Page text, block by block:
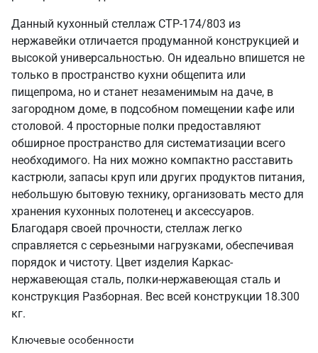
Данный кухонный стеллаж СТР-174/803 из
нержавейки отличается продуманной конструкцией и
высокой универсальностью. Он идеально впишется не
только в пространство кухни общепита или
пищепрома, но и станет незаменимым на даче, в
загородном доме, в подсобном помещении кафе или
столовой. 4 просторные полки предоставляют
обширное пространство для систематизации всего
необходимого. На них можно компактно расставить
кастрюли, запасы круп или других продуктов питания,
небольшую бытовую технику, организовать место для
хранения кухонных полотенец и аксессуаров.
Благодаря своей прочности, стеллаж легко
справляется с серьезными нагрузками, обеспечивая
порядок и чистоту. Цвет изделия Каркас-
нержавеющая сталь, полки-нержавеющая сталь и
конструкция Разборная. Вес всей конструкции 18.300
кг.
Ключевые особенности